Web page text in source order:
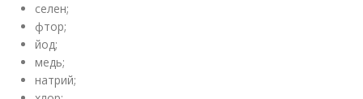
селен;⠀
фтор;⠀
йод;⠀
медь;⠀
натрий;⠀